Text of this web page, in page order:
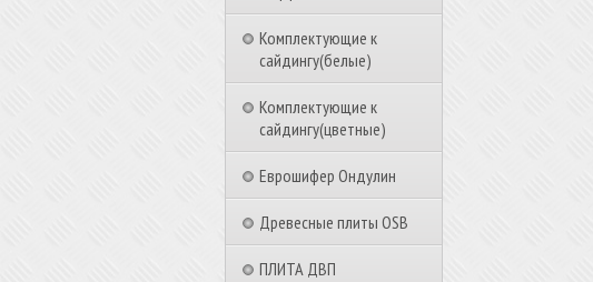
Комплектующие к
сайдингу(белые)
Комплектующие к
сайдингу(цветные)
Еврошифер Ондулин
Древесные плиты OSB
ПЛИТА ДВП